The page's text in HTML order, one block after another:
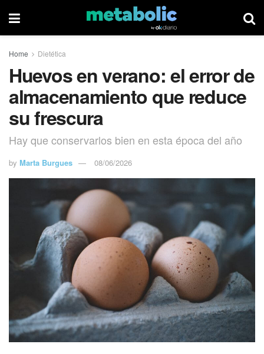
Home Dietética
Huevos en verano: el error de
almacenamiento que reduce
su frescura
Hay que conservarlos bien en esta época del año
by Marta Burgues 08/06/2026